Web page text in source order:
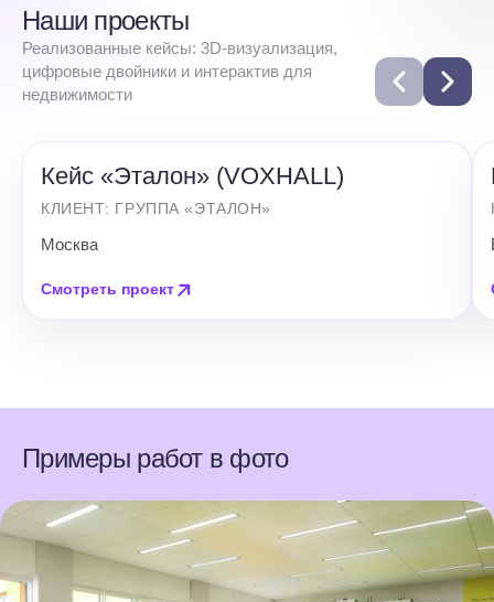
Наши проекты
Реализованные кейсы: 3D-визуализация,
цифровые двойники и интерактив для
недвижимости
Кейс «Эталон» (VOXHALL)
КЛИЕНТ: ГРУППА «ЭТАЛОН»
Москва
Смотреть проект
Примеры работ в фото